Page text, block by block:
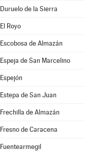
Duruelo de la Sierra
El Royo
Escobosa de Almazán
Espeja de San Marcelino
Espejón
Estepa de San Juan
Frechilla de Almazán
Fresno de Caracena
Fuentearmegil